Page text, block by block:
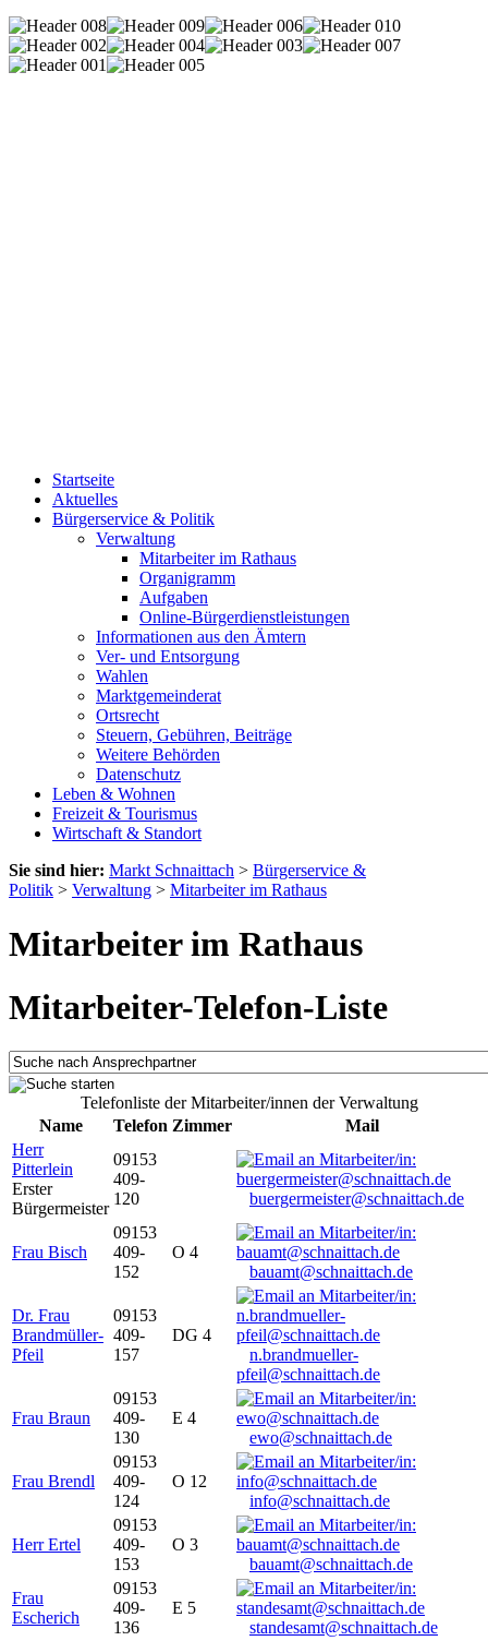
Startseite
Aktuelles
Bürgerservice & Politik
Verwaltung
Mitarbeiter im Rathaus
Organigramm
Aufgaben
Online-Bürgerdienstleistungen
Informationen aus den Ämtern
Ver- und Entsorgung
Wahlen
Marktgemeinderat
Ortsrecht
Steuern, Gebühren, Beiträge
Weitere Behörden
Datenschutz
Leben & Wohnen
Freizeit & Tourismus
Wirtschaft & Standort
Sie sind hier: Markt Schnaittach > Bürgerservice &
Politik > Verwaltung > Mitarbeiter im Rathaus
Mitarbeiter im Rathaus
Mitarbeiter-Telefon-Liste
Telefonliste der Mitarbeiter/innen der Verwaltung
Name
Telefon Zimmer
Mail
Herr
Pitterlein
Erster
Bürgermeister
09153
409-
120
buergermeister@schnaittach.de
Frau Bisch
09153
409-
152
O 4
bauamt@schnaittach.de
Dr. Frau
Brandmüller-
Pfeil
09153
409-
157
DG 4
n.brandmueller-
pfeil@schnaittach.de
Frau Braun
09153
409-
130
E 4
ewo@schnaittach.de
Frau Brendl
09153
409-
124
O 12
info@schnaittach.de
Herr Ertel
09153
409-
153
O 3
bauamt@schnaittach.de
Frau
Escherich
09153
409-
136
E 5
standesamt@schnaittach.de